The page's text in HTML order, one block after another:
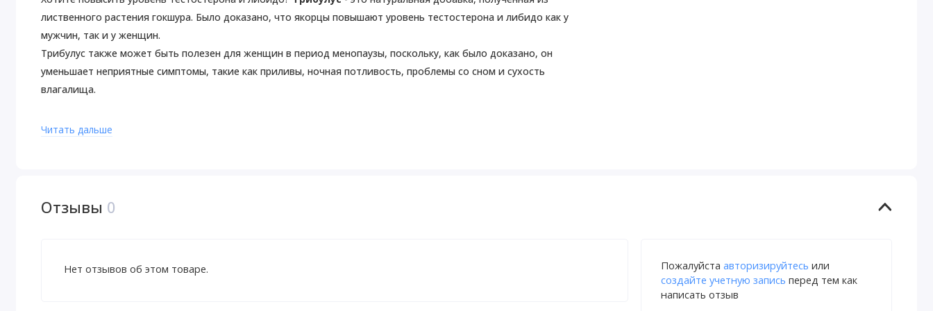
лиственного растения гокшура. Было доказано, что якорцы повышают уровень тестостерона и либидо как у
мужчин, так и у женщин.
Трибулус также может быть полезен для женщин в период менопаузы, поскольку, как было доказано, он
уменьшает неприятные симптомы, такие как приливы, ночная потливость, проблемы со сном и сухость
влагалища.
В качестве пищевой добавки принимать по 2 капсулы в день, запивая 240–350 мл (8–12 унциями) воды или в
Для здоровых людей старше 18 лет. Перед началом применения во время беременности, кормления грудью, при
Читать дальше
Отзывы 0
Нет отзывов об этом товаре. Пожалуйста авторизируйтесь или
создайте учетную запись перед тем как
написать отзыв